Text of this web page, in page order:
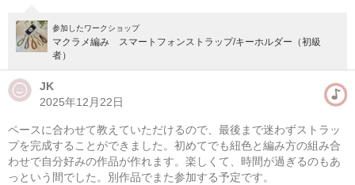
マクラメ編み メッシュバッグ
08/09(日) 10:00-14:00
東京 （東横線）学芸大学駅から徒歩14分
参加したワークショップ
マクラメ編み スマートフォンストラップ/キーホルダー（初級
者）
JK
2025年12月22日
ペースに合わせて教えていただけるので、最後まで迷わずストラッ
プを完成することができました。初めてでも紐色と編み方の組み合
わせで自分好みの作品が作れます。楽しくて、時間が過ぎるのもあ
っという間でした。別作品でまた参加する予定です。